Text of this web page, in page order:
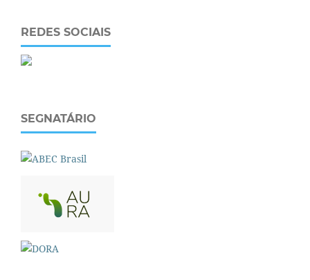
REDES SOCIAIS
SEGNATÁRIO